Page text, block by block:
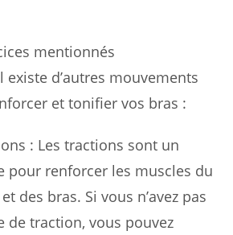
mentionnés
d’autres mouvements
et tonifier vos bras :
: Les tractions sont un
pour renforcer les muscles du
des bras. Si vous n’avez pas
de traction, vous pouvez